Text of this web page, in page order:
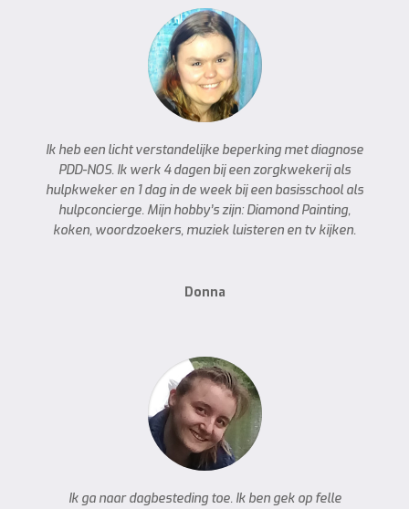
Ik heb een licht verstandelijke beperking met diagnose
PDD-NOS. Ik werk 4 dagen bij een zorgkwekerij als
hulpkweker en 1 dag in de week bij een basisschool als
hulpconcierge. Mijn hobby’s zijn: Diamond Painting,
koken, woordzoekers, muziek luisteren en tv kijken.
Donna
Ik ga naar dagbesteding toe. Ik ben gek op felle